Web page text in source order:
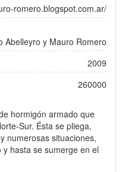
romero.blogspot.com.ar/
Abelleyro y Mauro Romero
2009
260000
hormigón armado que
Sur. Ésta se pliega,
numerosas situaciones,
hasta se sumerge en el